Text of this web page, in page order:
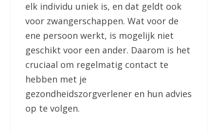
elk individu uniek is, en dat geldt ook
voor zwangerschappen. Wat voor de
ene persoon werkt, is mogelijk niet
geschikt voor een ander. Daarom is het
cruciaal om regelmatig contact te
hebben met je
gezondheidszorgverlener en hun advies
op te volgen.